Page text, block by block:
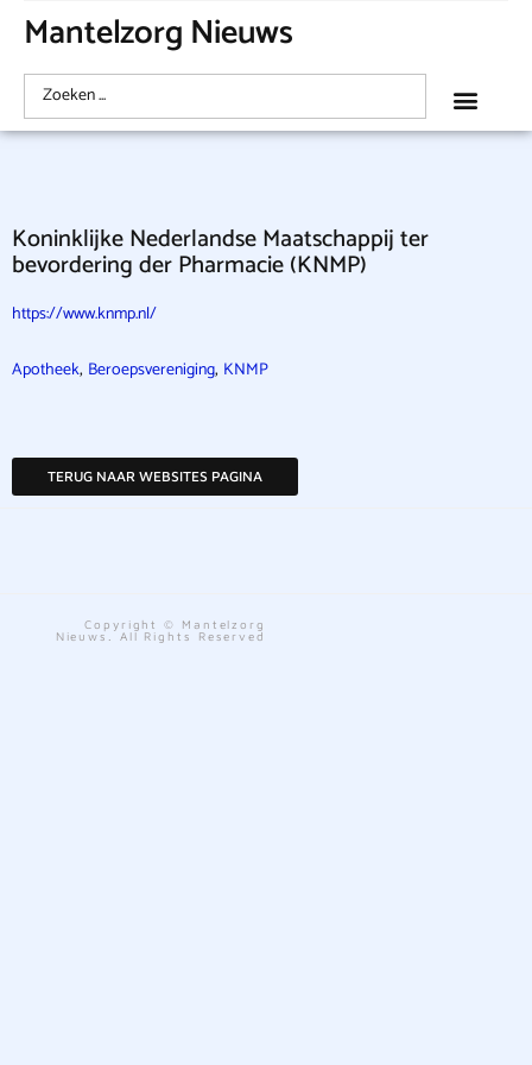
Mantelzorg Nieuws
Koninklijke Nederlandse Maatschappij ter
bevordering der Pharmacie (KNMP)
https://www.knmp.nl/
Apotheek, Beroepsvereniging, KNMP
TERUG NAAR WEBSITES PAGINA
Copyright © Mantelzorg
Nieuws. All Rights Reserved